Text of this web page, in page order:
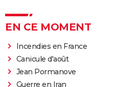
EN CE MOMENT
Incendies en France
Canicule d'août
Jean Pormanove
Guerre en Iran